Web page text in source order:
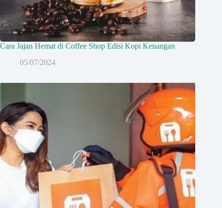
Cara Jajan Hemat di Coffee Shop Edisi Kopi Kenangan
05/07/2024